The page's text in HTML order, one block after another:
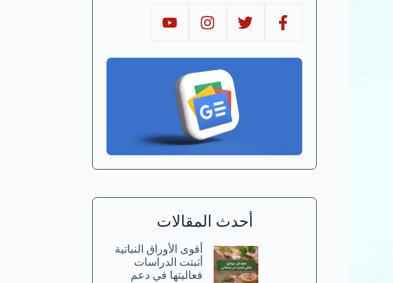
أحدث المقالات
أقوى الأوراق النباتية
أثبتت الدراسات
فعاليتها في دعم